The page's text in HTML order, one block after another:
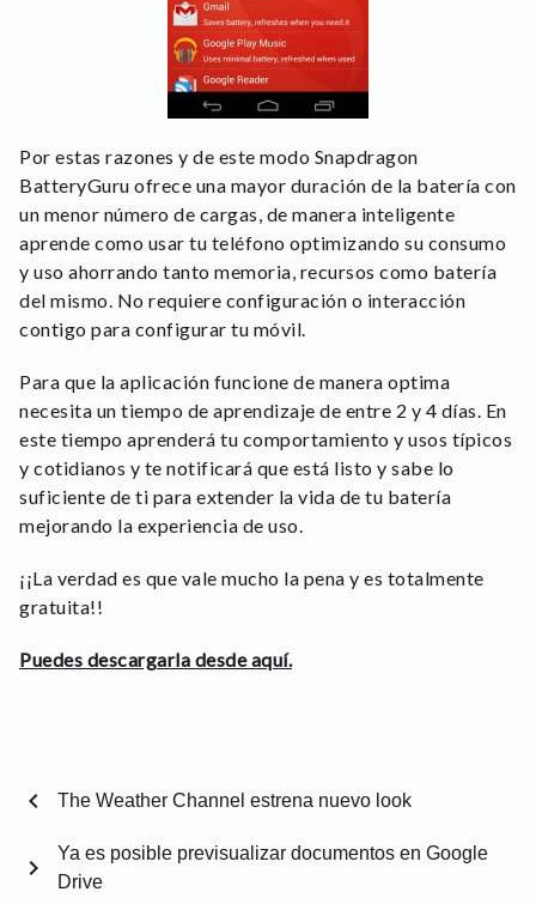
Por estas razones y de este modo Snapdragon
BatteryGuru ofrece una mayor duración de la batería con
un menor número de cargas, de manera inteligente
aprende como usar tu teléfono optimizando su consumo
y uso ahorrando tanto memoria, recursos como batería
del mismo. No requiere configuración o interacción
contigo para configurar tu móvil.
Para que la aplicación funcione de manera optima
necesita un tiempo de aprendizaje de entre 2 y 4 días. En
este tiempo aprenderá tu comportamiento y usos típicos
y cotidianos y te notificará que está listo y sabe lo
suficiente de ti para extender la vida de tu batería
mejorando la experiencia de uso.
¡¡La verdad es que vale mucho la pena y es totalmente
gratuita!!
Puedes descargarla desde aquí.
chevron_left The Weather Channel estrena nuevo look
Ya es posible previsualizar documentos en Google
Drive
chevron_right